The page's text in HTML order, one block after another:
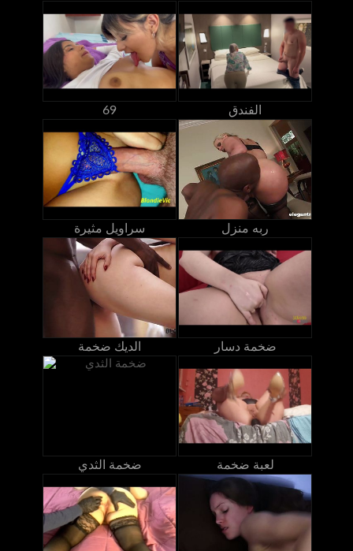
69 الفندق
سراويل مثيرة ربه منزل
الديك ضخمة ضخمة دسار
ضخمة الثدي لعبة ضخمة